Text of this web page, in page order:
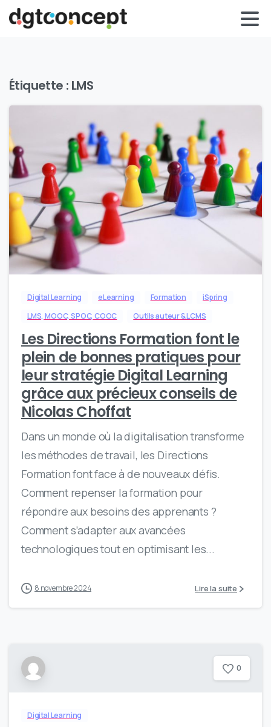
Étiquette : LMS
0
Digital Learning eLearning Formation
iSpring
LMS, MOOC, SPOC, COOC
Outils auteur & LCMS
Les Directions Formation font le
plein de bonnes pratiques pour
leur stratégie Digital Learning
grâce aux précieux conseils de
Nicolas Choffat
Dans un monde où la digitalisation transforme
les méthodes de travail, les Directions
Formation font face à de nouveaux défis.
Comment repenser la formation pour
répondre aux besoins des apprenants ?
Comment s’adapter aux avancées
technologiques tout en optimisant les...
8 novembre 2024 Lire la suite
0
Digital Learning